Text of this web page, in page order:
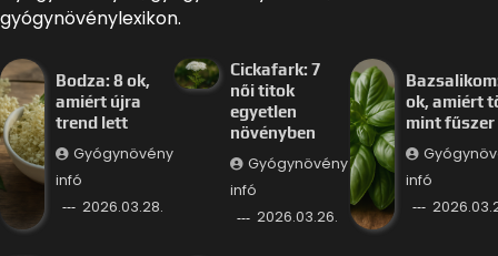
gyógynövénylexikon.
Bodza: 8 ok,
amiért újra
trend lett
Gyógynövény
infó
2026.03.28.
Cickafark: 7
női titok
egyetlen
növényben
Gyógynövény
infó
2026.03.26.
ok, amiért
mint fűszer
infó